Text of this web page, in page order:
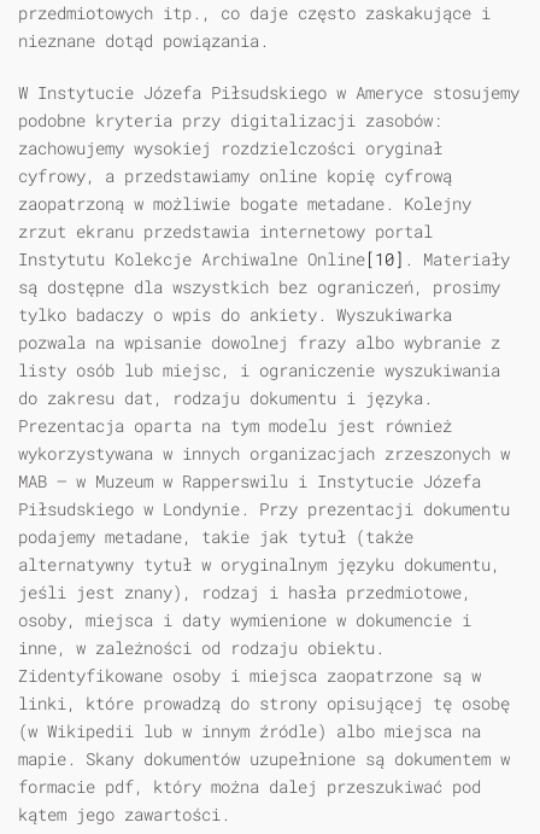
przedmiotowych itp., co daje często zaskakujące i
nieznane dotąd powiązania.
W Instytucie Józefa Piłsudskiego w Ameryce stosujemy
podobne kryteria przy digitalizacji zasobów:
zachowujemy wysokiej rozdzielczości oryginał
cyfrowy, a przedstawiamy online kopię cyfrową
zaopatrzoną w możliwie bogate metadane. Kolejny
zrzut ekranu przedstawia internetowy portal
Instytutu Kolekcje Archiwalne Online[10] . Materiały
są dostępne dla wszystkich bez ograniczeń, prosimy
tylko badaczy o wpis do ankiety. Wyszukiwarka
pozwala na wpisanie dowolnej frazy albo wybranie z
listy osób lub miejsc, i ograniczenie wyszukiwania
do zakresu dat, rodzaju dokumentu i języka.
Prezentacja oparta na tym modelu jest również
wykorzystywana w innych organizacjach zrzeszonych w
MAB — w Muzeum w Rapperswilu i Instytucie Józefa
Piłsudskiego w Londynie. Przy prezentacji dokumentu
podajemy metadane, takie jak tytuł (także
alternatywny tytuł w oryginalnym języku dokumentu,
jeśli jest znany), rodzaj i hasła przedmiotowe,
osoby, miejsca i daty wymienione w dokumencie i
inne, w zależności od rodzaju obiektu.
Zidentyfikowane osoby i miejsca zaopatrzone są w
linki, które prowadzą do strony opisującej tę osobę
(w Wikipedii lub w innym źródle) albo miejsca na
mapie. Skany dokumentów uzupełnione są dokumentem w
formacie pdf, który można dalej przeszukiwać pod
kątem jego zawartości.